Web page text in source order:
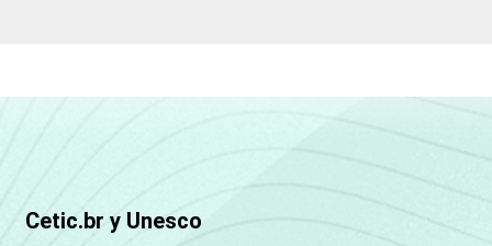
Cetic.br y Unesco